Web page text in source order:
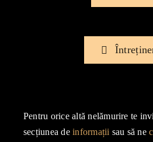
Pentru orice altă nelămurire te
secțiunea deinformații sau să ne